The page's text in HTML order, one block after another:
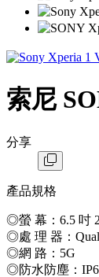
索尼
分享
產品規格
◎螢 幕：6.5 吋
◎處 理 器：
◎網 路：5G
◎防水防塵：